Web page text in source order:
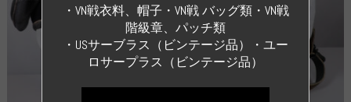
・VN戦衣料、帽子・VN戦 バッグ類・VN戦
階級章、パッチ類
・USサーブラス（ビンテージ品）・ユー
ロサープラス（ビンテージ品）